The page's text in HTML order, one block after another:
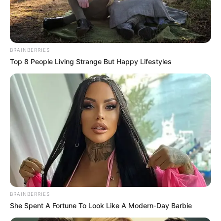
BRAINBERRIES
Top 8 People Living Strange But Happy Lifestyles
BRAINBERRIES
She Spent A Fortune To Look Like A Modern-Day Barbie